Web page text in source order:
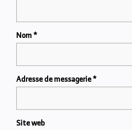
Nom*
Adresse de messagerie*
Site web